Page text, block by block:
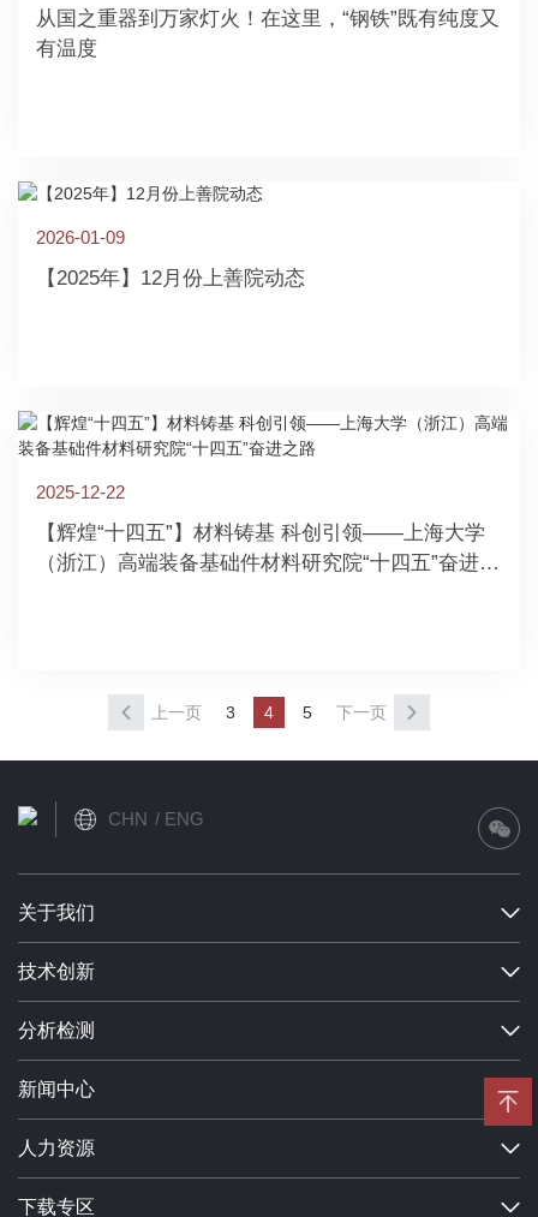
从国之重器到万家灯火！在这里，“钢铁”既有纯度又
有温度
2026-01-09
【2025年】12月份上善院动态
2025-12-22
【辉煌“十四五”】材料铸基 科创引领——上海大学
（浙江）高端装备基础件材料研究院“十四五”奋进之
上一页 3 4 5 下一页
CHN ENG
关于我们
技术创新
分析检测
新闻中心
人力资源
下载专区